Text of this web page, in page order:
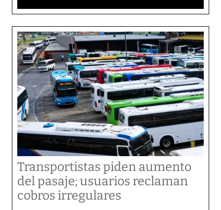
Transportistas piden aumento
del pasaje; usuarios reclaman
cobros irregulares